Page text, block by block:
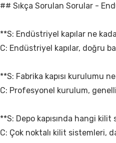
## Sıkça Sorulan Sorular -
**S: Endüstriyel kapılar ne
C: Endüstriyel kapılar, doğru
**S: Fabrika kapısı kurulumu
C: Profesyonel kurulum,
**S: Depo kapısında hangi
C: Çok noktalı kilit sistemleri,